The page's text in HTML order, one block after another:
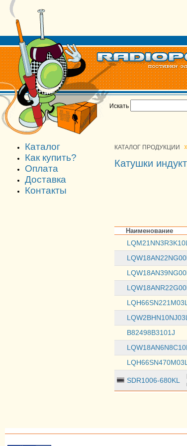
Искать
Каталог
Как купить?
Оплата
Доставка
Контакты
КАТАЛОГ ПРОДУКЦИИ
Катушки
Наименование
LQM21NN3R3K10L
LQH66SN221M03L
LQW2BHN10NJ03L
B82498B3101J
LQH66SN470M03L
SDR1006-680KL